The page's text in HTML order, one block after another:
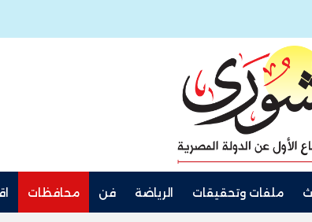
ملفات وتحقيقات الرياضة فن محافظات